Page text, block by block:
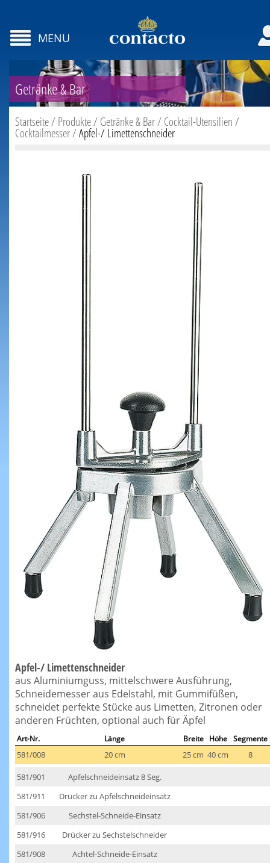
MENU
Getränke & Bar
Startseite/ Produkte/ Getränke & Bar/ Cocktail-Utensilien/
Cocktailmesser/Apfel-/ Limettenschneider
Apfel-/ Limettenschneider
aus Aluminiumguss, mittelschwere Ausführung,
Schneidemesser aus Edelstahl, mit Gummifüßen,
schneidet perfekte Stücke aus Limetten, Zitronen oder
anderen Früchten, optional auch für Äpfel
Art-Nr. Länge Breite Höhe Segmente
581/008 20 cm 25 cm 40 cm 8
581/901
Apfelschneideinsatz 8 Seg.
581/911
Drücker zu Apfelschneideinsatz
581/906
Sechstel-Schneide-Einsatz
581/916
Drücker zu Sechstelschneider
581/908
Achtel-Schneide-Einsatz